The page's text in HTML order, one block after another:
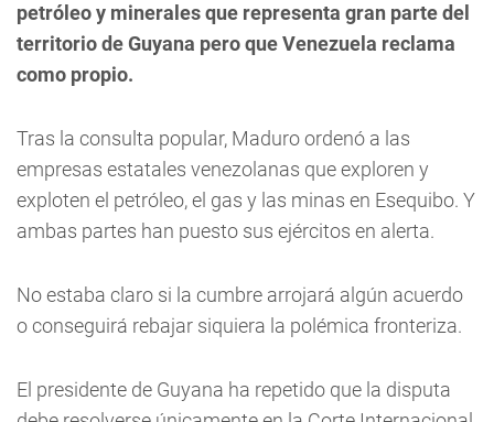
petróleo y minerales que representa gran parte del
territorio de Guyana pero que Venezuela reclama
como propio.
Tras la consulta popular, Maduro ordenó a las
empresas estatales venezolanas que exploren y
exploten el petróleo, el gas y las minas en Esequibo. Y
ambas partes han puesto sus ejércitos en alerta.
No estaba claro si la cumbre arrojará algún acuerdo
o conseguirá rebajar siquiera la polémica fronteriza.
El presidente de Guyana ha repetido que la disputa